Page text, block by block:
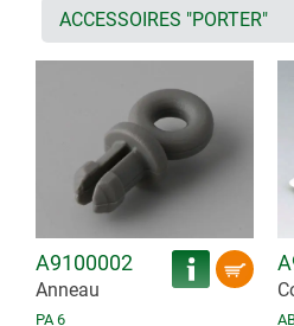
ACCESSOIRES "PORTER"
A9100002
Anneau
PA 6